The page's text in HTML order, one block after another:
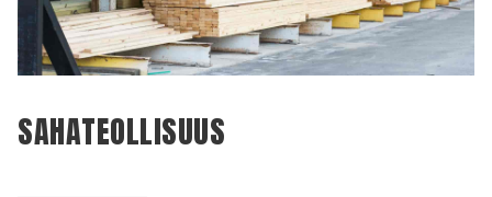
SAHATEOLLISUUS